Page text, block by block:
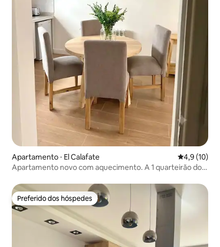
Apartamento ⋅ El Calafate 4,9 de uma
4,9 (10)
Apartamento novo com aquecimento. A 1 quarteirão do
Preferido dos hóspedes
Preferido dos hóspedes